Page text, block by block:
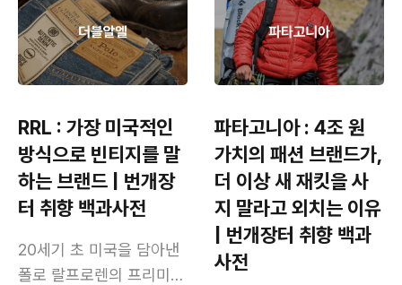
RRL : 가장 미국적인
방식으로 빈티지를 말
하는 브랜드 | 번개장
터 취향 백과사전
20세기 초 미국을 담아낸
폴로 랄프로렌의 프리미엄
파타고니아 : 4조 원
가치의 패션 브랜드가,
더 이상 새 재킷을 사
지 말라고 외치는 이유
| 번개장터 취향 백과
사전